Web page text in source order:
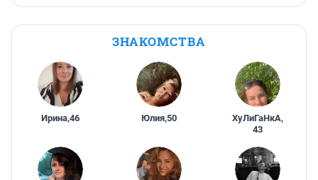
ЗНАКОМСТВА
Ирина,46 Юлия,50 ХуЛиГаНкА,
43